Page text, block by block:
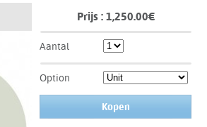
Prijs : 1,250.00€
Aantal
Option
Kopen